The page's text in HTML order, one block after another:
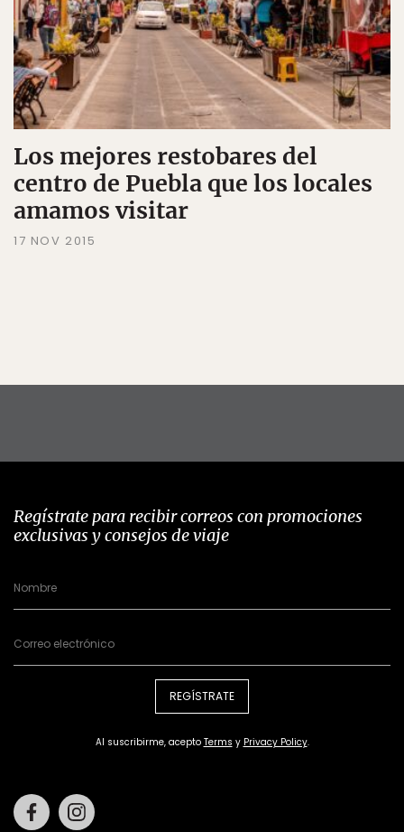
Los mejores restobares del
centro de Puebla que los locales
amamos visitar
17 NOV 2015
Regístrate para recibir correos con promociones
exclusivas y consejos de viaje
REGÍSTRATE
Al suscribirme, acepto Terms y Privacy Policy.
Facebook